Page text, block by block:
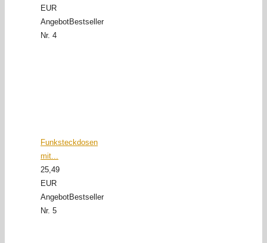
EUR
AngebotBestseller
Nr. 4
Funksteckdosen
mit...
25,49
EUR
AngebotBestseller
Nr. 5